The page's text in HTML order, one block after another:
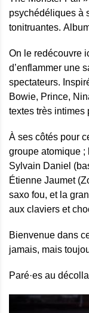
psychédéliques à
tonitruantes.
On le redécouvre
d’enflammer une
spectateurs.
Bowie, Prince,
textes très intimes
À ses côtés pour
groupe atomique
Sylvain Daniel
Étienne Jaumet
saxo fou, et la
aux claviers et
Bienvenue dans
jamais, mais
Paré·es au